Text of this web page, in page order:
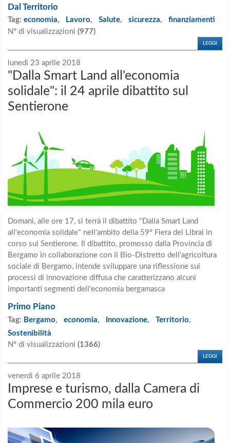
Dal Territorio
Tag: economia, Lavoro, Salute, sicurezza, finanziamenti
N° di visualizzazioni (977)
LEGGI
lunedì 23 aprile 2018
"Dalla Smart Land all'economia
solidale": il 24 aprile dibattito sul
Sentierone
Domani, alle ore 17, si terrà il dibattito "Dalla Smart Land
all'economia solidale" nell'ambito della 59° Fiera dei Librai in
corso sul Sentierone. Il dibattito, promosso dalla Provincia di
Bergamo in collaborazione con il Bio-Distretto dell'agricoltura
sociale di Bergamo, intende sviluppare una riflessione sui
processi di innovazione diffusa che caratterizzano alcuni
importanti segmenti dell'economia bergamasca
Primo Piano
Tag: Bergamo, economia, Innovazione, Territorio,
Sostenibilità
N° di visualizzazioni (1366)
LEGGI
venerdì 6 aprile 2018
Imprese e turismo, dalla Camera di
Commercio 200 mila euro